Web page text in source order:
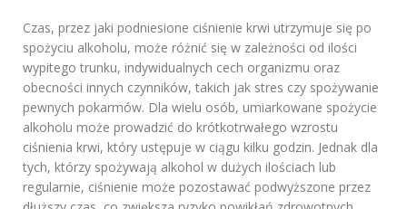
Czas, przez jaki podniesione ciśnienie krwi utrzymuje się po
spożyciu alkoholu, może różnić się w zależności od ilości
wypitego trunku, indywidualnych cech organizmu oraz
obecności innych czynników, takich jak stres czy spożywanie
pewnych pokarmów. Dla wielu osób, umiarkowane spożycie
alkoholu może prowadzić do krótkotrwałego wzrostu
ciśnienia krwi, który ustępuje w ciągu kilku godzin. Jednak dla
tych, którzy spożywają alkohol w dużych ilościach lub
regularnie, ciśnienie może pozostawać podwyższone przez